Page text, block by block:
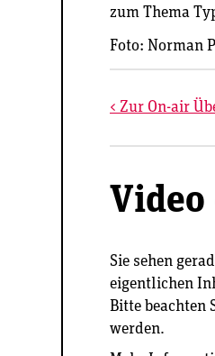
zum Thema
Foto: Norman
< Zur On-air
Sie sehen
eigentlichen
Bitte beachten
werden.